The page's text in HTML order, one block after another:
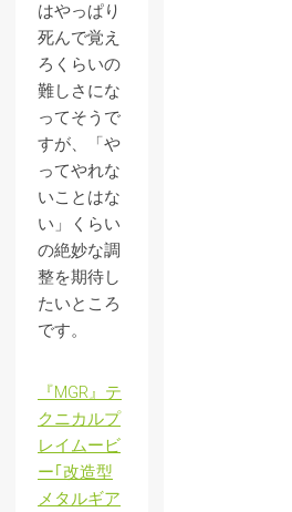
はやっぱり
死んで覚え
ろくらいの
難しさにな
ってそうで
すが、「や
ってやれな
いことはな
い」くらい
の絶妙な調
整を期待し
たいところ
です。
『MGR』テ
クニカルプ
レイムービ
ー｢改造型
メタルギア